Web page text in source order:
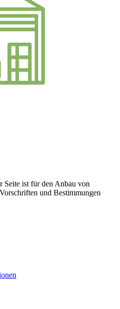
Seite ist für den Anbau von
und Bestimmungen